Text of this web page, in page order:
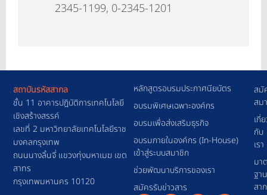
2345-1199, 0-2345-1201
สมั
สม
เกี่
กับ
เรา
มา
ฐาน
สา
หลักสูตรอบรมประกาศนียบัตร
อบรมพิเศษเฉพาะองค์กร
อบรมเพื่อส่งเสริมธุรกิจ
อบรมภายในองค์กร (In-House)
เข้าสู่ระบบสมาชิก
ช่วยพัฒนาบริการของเรา
สมัครรับข่าวสาร
สถาบันรหัสสากล
ชั้น 11 อาคารปฎิบัติการเทคโนโลยี
เชิงสร้างสรรค์
เลขที่ 2 มหาวิทยาลัยเทคโนโลยีราช
มงคลกรุงเทพ
ถนนนางลิ้นจี่ แขวงทุ่งมหาเมฆ เขต
สาทร
กรุงเทพมหานคร 10120